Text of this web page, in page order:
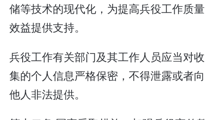
储等技术的现代化，为提高兵役工作质量
效益提供支持。
兵役工作有关部门及其工作人员应当对收
集的个人信息严格保密，不得泄露或者向
他人非法提供。